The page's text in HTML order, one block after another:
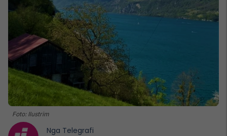
Foto: Ilustrim
Nga Telegrafi